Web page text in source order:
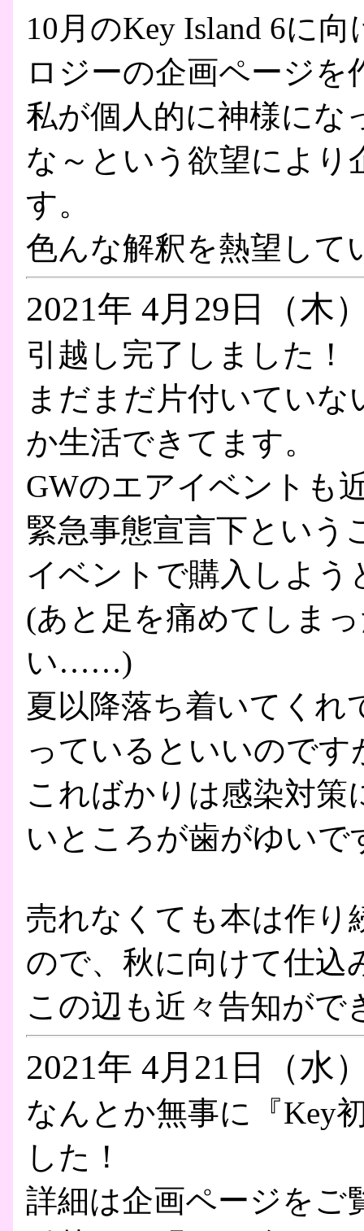
10月のKey Island 6に
ロジーの企画ページを
私が個人的に神様にな
な～という欲望により
す。
色んな解釈を熱望して
2021年 4月29日（木
引越し完了しました！
まだまだ片付いてい
か生活できてます。
GWのエアイベントも
緊急事態宣言下という
イベントで購入しよう
(あと足を痛めてしま
い……)
夏以降落ち着いてくれ
っているといいので
こればかりは感染対
いところが歯がゆいで
売れなくても本は作り
ので、秋に向けて仕込
この辺も近々告知が
2021年 4月21日（水
なんとか無事に『Key
した！
詳細は企画ページをご